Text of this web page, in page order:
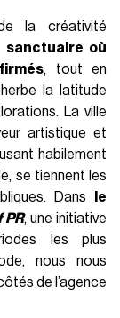
la créativité
sanctuaire où
, tout en
la latitude
La ville
artistique et
habilement
se tiennent les
Dans
le
PR, une initiative
les plus
nous nous
de l’agence